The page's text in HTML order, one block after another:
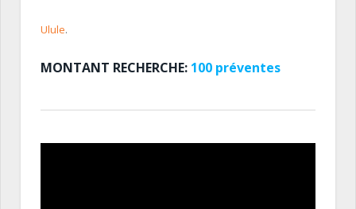
Ulule.
MONTANT RECHERCHE: 100 préventes